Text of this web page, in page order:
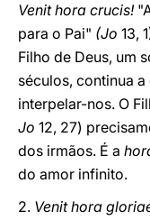
Venit hora crucis!
para o Pai" (Jo 13,
Filho de Deus, um
séculos, continua
interpelar-nos. O
Jo 12, 27)
dos irmãos. É a
do amor infinito.
2. Venit hora